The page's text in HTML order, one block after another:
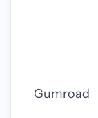
Gumroad